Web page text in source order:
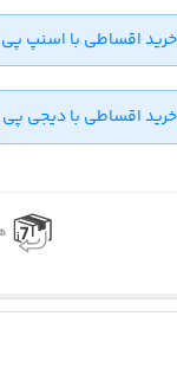
اقساطی با اسنپ پی
اقساطی با دیجی پی